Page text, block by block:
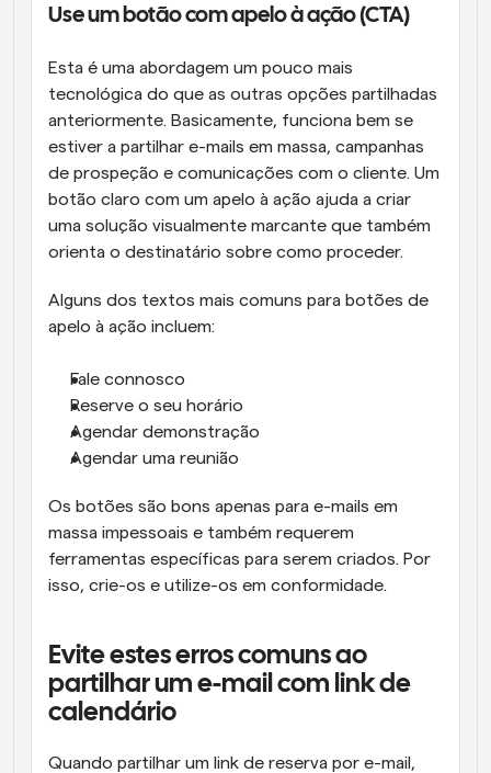
Use um botão com apelo à ação (CTA)
Esta é uma abordagem um pouco mais
tecnológica do que as outras opções partilhadas
anteriormente. Basicamente, funciona bem se
estiver a partilhar e-mails em massa, campanhas
de prospeção e comunicações com o cliente. Um
botão claro com um apelo à ação ajuda a criar
uma solução visualmente marcante que também
orienta o destinatário sobre como proceder.
Alguns dos textos mais comuns para botões de
apelo à ação incluem:
Fale connosco
Reserve o seu horário
Agendar demonstração
Agendar uma reunião
Os botões são bons apenas para e-mails em
massa impessoais e também requerem
ferramentas específicas para serem criados. Por
isso, crie-os e utilize-os em conformidade.
Evite estes erros comuns ao
partilhar um e-mail com link de
calendário
Quando partilhar um link de reserva por e-mail,